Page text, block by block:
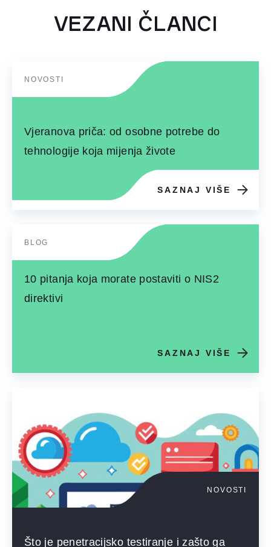
VEZANI ČLANCI
NOVOSTI
Vjeranova priča: od osobne potrebe do
tehnologije koja mijenja živote
SAZNAJ VIŠE
BLOG
10 pitanja koja morate postaviti o NIS2
direktivi
SAZNAJ VIŠE
NOVOSTI
Što je penetracijsko testiranje i zašto ga